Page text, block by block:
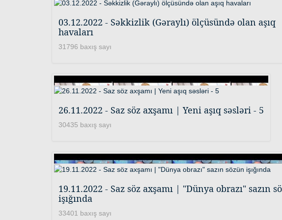
03.12.2022 - Səkkizlik (Gəraylı) ölçüsündə olan aşıq
havaları
31796 baxış sayı
26.11.2022 - Saz söz axşamı | Yeni aşıq səsləri - 5
30435 baxış sayı
19.11.2022 - Saz söz axşamı | "Dünya obrazı" sazın
işığında
33401 baxış sayı